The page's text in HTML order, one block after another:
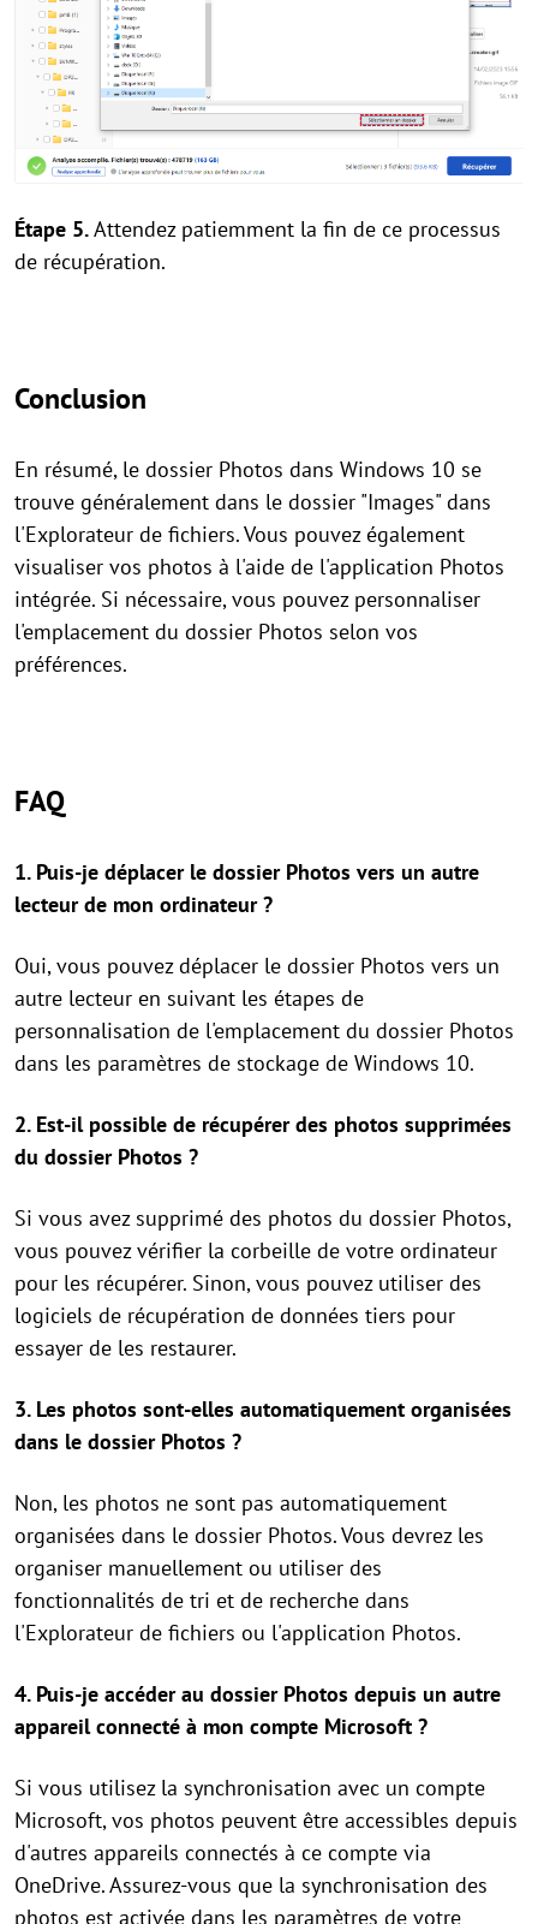
Étape 5.Attendez patiemment la fin de ce processus
de récupération.
Conclusion
En résumé, le dossier Photos dans Windows 10 se
trouve généralement dans le dossier "Images" dans
l'Explorateur de fichiers. Vous pouvez également
visualiser vos photos à l'aide de l'application Photos
intégrée. Si nécessaire, vous pouvez personnaliser
l'emplacement du dossier Photos selon vos
préférences.
FAQ
1. Puis-je déplacer le dossier Photos vers un autre
lecteur de mon ordinateur ?
Oui, vous pouvez déplacer le dossier Photos vers un
autre lecteur en suivant les étapes de
personnalisation de l'emplacement du dossier Photos
dans les paramètres de stockage de Windows 10.
2. Est-il possible de récupérer des photos supprimées
du dossier Photos ?
Si vous avez supprimé des photos du dossier Photos,
vous pouvez vérifier la corbeille de votre ordinateur
pour les récupérer. Sinon, vous pouvez utiliser des
logiciels de récupération de données tiers pour
essayer de les restaurer.
3. Les photos sont-elles automatiquement organisées
dans le dossier Photos ?
Non, les photos ne sont pas automatiquement
organisées dans le dossier Photos. Vous devrez les
organiser manuellement ou utiliser des
fonctionnalités de tri et de recherche dans
l'Explorateur de fichiers ou l'application Photos.
4. Puis-je accéder au dossier Photos depuis un autre
appareil connecté à mon compte Microsoft ?
Si vous utilisez la synchronisation avec un compte
Microsoft, vos photos peuvent être accessibles depuis
d'autres appareils connectés à ce compte via
OneDrive. Assurez-vous que la synchronisation des
photos est activée dans les paramètres de votre